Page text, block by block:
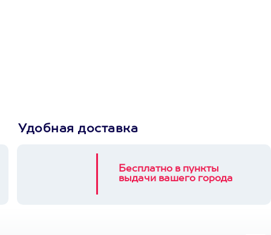
Удобная доставка
Бесплатно в пункты
выдачи вашего города